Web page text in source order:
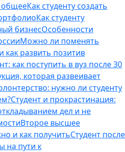
общееКак студенту создать
Как студенту
бизнесОсобенности
Можно ли поменять
развить позитив
как поступить в вуз после 30
которая развеивает
нужно ли cтуденту
Студент и прокрастинация:
дел и не
Второе высшее
и как получитьСтудент после
на пути к